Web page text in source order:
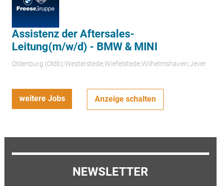
Assistenz der Aftersales-
Leitung(m/w/d) - BMW & MINI
Oldenburg (Oldb);Westerstede;Wiefelstede;Wilhelmshaven;Jever
weitere Jobs Anzeige schalten
NEWSLETTER